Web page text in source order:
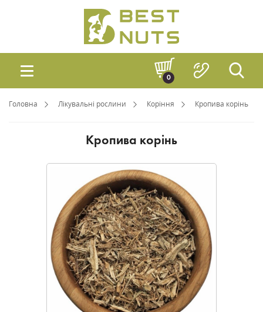
0
Головна Лікувальні рослини Коріння Кропива корінь
Кропива корінь